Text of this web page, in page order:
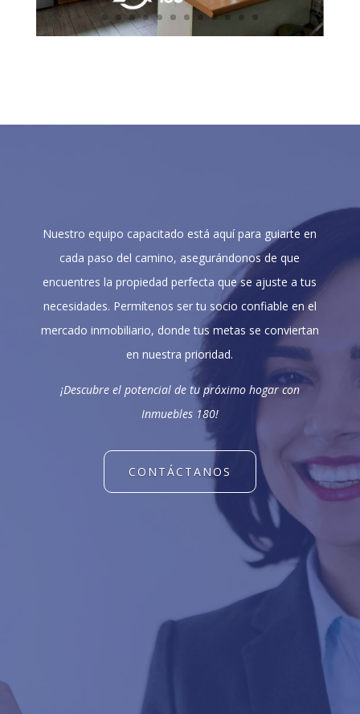
Nuestro equipo capacitado está aquí para guiarte en
cada paso del camino, asegurándonos de que
encuentres la propiedad perfecta que se ajuste a tus
necesidades. Permítenos ser tu socio confiable en el
mercado inmobiliario, donde tus metas se conviertan
en nuestra prioridad.
¡Descubre el potencial de tu próximo hogar con
Inmuebles 180!
CONTÁCTANOS